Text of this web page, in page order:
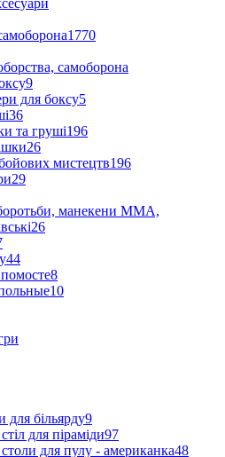
1770
самоборона
9
для боксу5
36
та груші196
26
мистецтв196
29
манекени ММА,
26
44
8
10
для більярду9
для піраміди97
столи для пулу - американка48